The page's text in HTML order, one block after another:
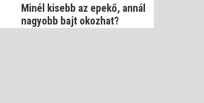
Minél kisebb az epekő, annál
nagyobb bajt okozhat?